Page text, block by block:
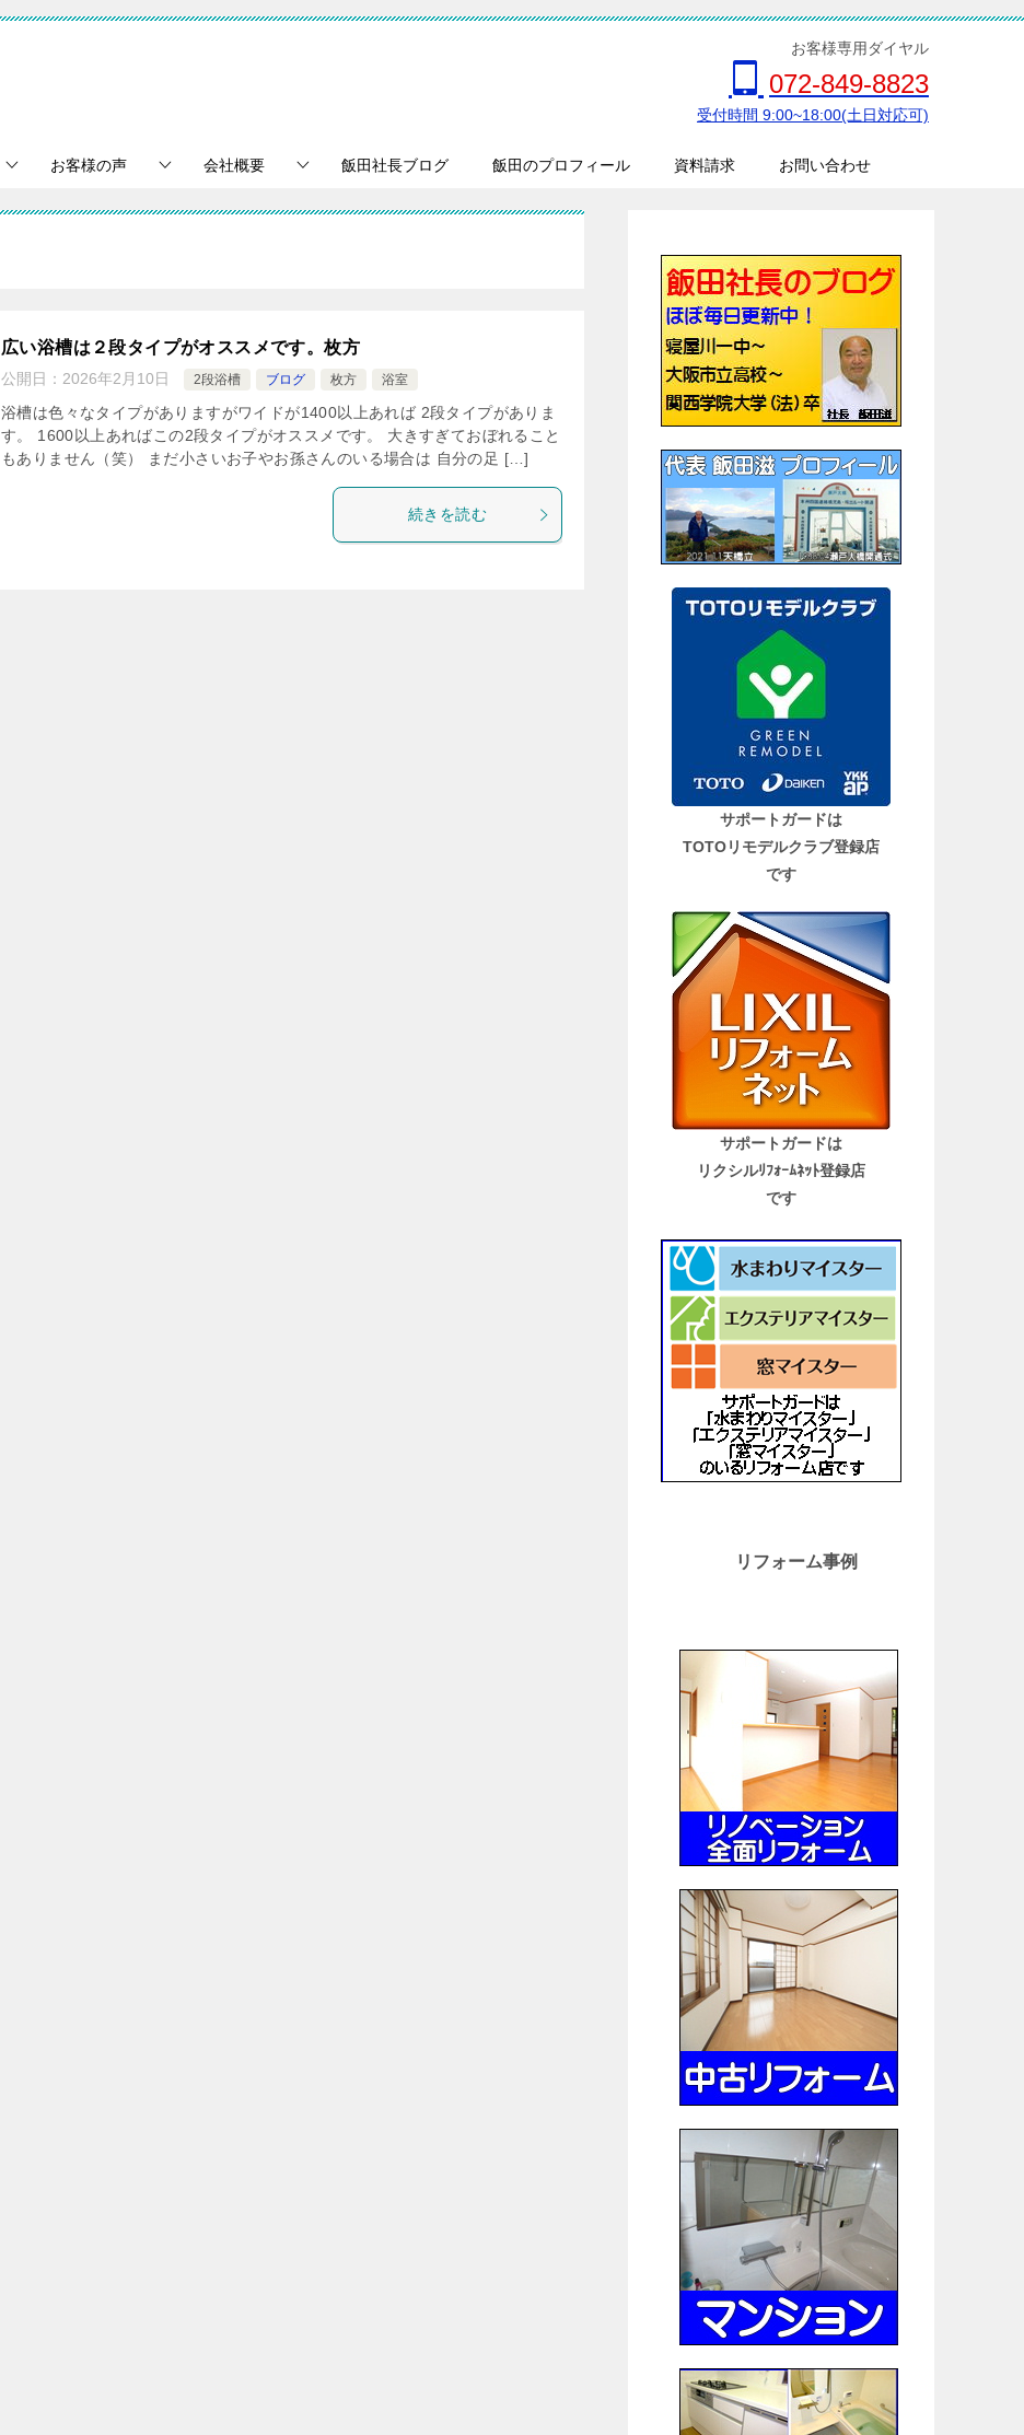
お客様専用ダイヤル
072-849-8823
受付時間 9:00~18:00(土日対応可)
お客様の声 会社概要 飯田社長ブログ 飯田のプロフィール 資料請求 お問い合わせ
広い浴槽は２段タイプがオススメです。枚方
公開日： 2026年2月10日 2段浴槽 ブログ 枚方 浴室
浴槽は色々なタイプがありますがワイドが1400以上あれば 2段タイプがありま
す。 1600以上あればこの2段タイプがオススメです。 大きすぎておぼれること
もありません（笑） まだ小さいお子やお孫さんのいる場合は 自分の足 […]
続きを読む
サポートガードは
TOTOリモデルクラブ登録店
です
サポートガードは
リクシルﾘﾌｫｰﾑﾈｯﾄ登録店
です
リフォーム事例